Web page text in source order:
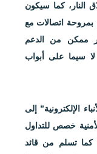
النار، كما سيكون
بمروحة اتصالات مع
ممكن من الدعم
لا سيما على أبواب
الإلكترونية” إلى
خصص للتداول
كما تسلم من قائد